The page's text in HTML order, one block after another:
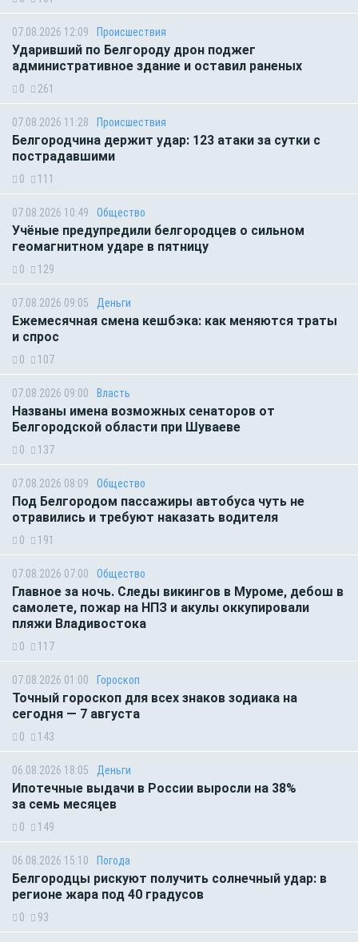
07.08.2026 12:09 Происшествия
Ударивший по Белгороду дрон поджег
административное здание и оставил раненых
0 261
07.08.2026 11:28 Происшествия
Белгородчина держит удар: 123 атаки за сутки с
пострадавшими
0 111
07.08.2026 10:49 Общество
Учёные предупредили белгородцев о сильном
геомагнитном ударе в пятницу
0 129
07.08.2026 09:05 Деньги
Ежемесячная смена кешбэка: как меняются траты
и спрос
0 107
07.08.2026 09:00 Власть
Названы имена возможных сенаторов от
Белгородской области при Шуваеве
0 137
07.08.2026 08:09 Общество
Под Белгородом пассажиры автобуса чуть не
отравились и требуют наказать водителя
0 191
07.08.2026 07:00 Общество
Главное за ночь. Следы викингов в Муроме, дебош в
самолете, пожар на НПЗ и акулы оккупировали
пляжи Владивостока
0 117
07.08.2026 01:00 Гороскоп
Точный гороскоп для всех знаков зодиака на
сегодня — 7 августа
0 143
06.08.2026 18:05 Деньги
Ипотечные выдачи в России выросли на 38%
за семь месяцев
0 149
06.08.2026 15:10 Погода
Белгородцы рискуют получить солнечный удар: в
регионе жара под 40 градусов
0 93